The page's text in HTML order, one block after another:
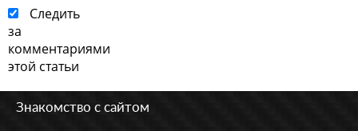
Следить
за
комментариями
этой статьи
Знакомство с сайтом